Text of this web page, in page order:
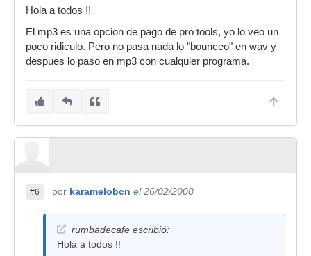
Hola a todos !!
El mp3 es una opcion de pago de pro tools, yo lo veo un
poco ridiculo. Pero no pasa nada lo "bounceo" en wav y
despues lo paso en mp3 con cualquier programa.
#6 por karamelobcn el 26/02/2008
rumbadecafe escribió:
Hola a todos !!